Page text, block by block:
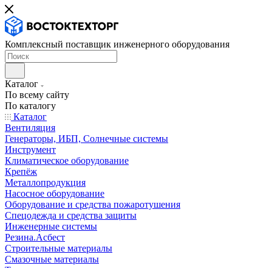
Комплексный поставщик инженерного оборудования
Каталог
По всему сайту
По каталогу
Каталог
Вентиляция
Генераторы, ИБП, Солнечные системы
Инструмент
Климатическое оборудование
Крепёж
Металлопродукция
Насосное оборудование
Оборудование и средства пожаротушения
Спецодежда и средства защиты
Инженерные системы
Резина.Асбест
Строительные материалы
Смазочные материалы